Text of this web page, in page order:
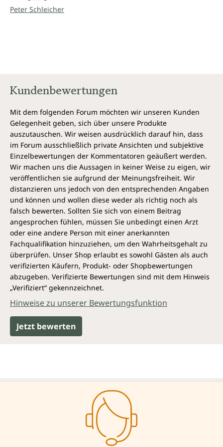
Peter Schleicher
Kundenbewertungen
Mit dem folgenden Forum möchten wir unseren Kunden
Gelegenheit geben, sich über unsere Produkte
auszutauschen. Wir weisen ausdrücklich darauf hin, dass
im Forum ausschließlich private Ansichten und subjektive
Einzelbewertungen der Kommentatoren geäußert werden.
Wir machen uns die Aussagen in keiner Weise zu eigen, wir
veröffentlichen sie aufgrund der Meinungsfreiheit. Wir
distanzieren uns jedoch von den entsprechenden Angaben
und können und wollen diese weder als richtig noch als
falsch bewerten. Sollten Sie sich von einem Beitrag
angesprochen fühlen, müssen Sie unbedingt einen Arzt
oder eine andere Person mit einer anerkannten
Fachqualifikation hinzuziehen, um den Wahrheitsgehalt zu
überprüfen. Unser Shop erlaubt es sowohl Gästen als auch
verifizierten Käufern, Produkt- oder Shopbewertungen
abzugeben. Verifizierte Bewertungen sind mit dem Hinweis
„Verifiziert“ gekennzeichnet.
Hinweise zu unserer Bewertungsfunktion
Jetzt bewerten